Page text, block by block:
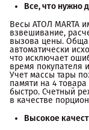
Все, что нужно
Весы АТОЛ MARTA
взвешивание,
вызова цены.
автоматически
что исключает
время покупателя
Учет массы тары
памяти на 4
быстро. Счетный
в качестве
Высокое